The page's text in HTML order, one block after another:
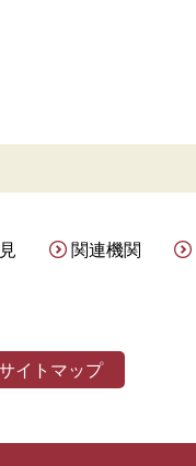
関連機関
イトマップ